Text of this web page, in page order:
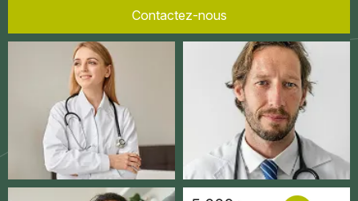
Contactez-nous